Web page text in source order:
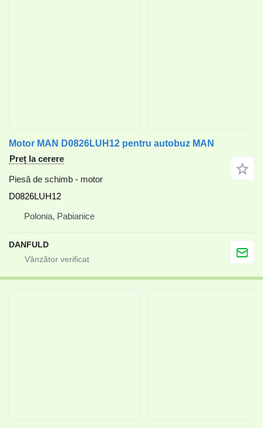
Motor MAN D0826LUH12 pentru autobuz MAN
Preț la cerere
Piesă de schimb - motor
D0826LUH12
Polonia, Pabianice
DANFULD